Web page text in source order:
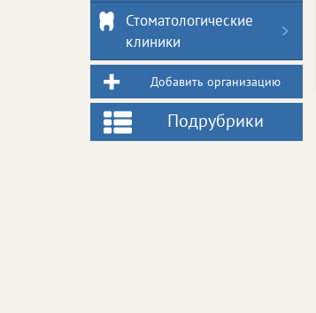
Стоматологические
клиники
Добавить организацию
Подрубрики